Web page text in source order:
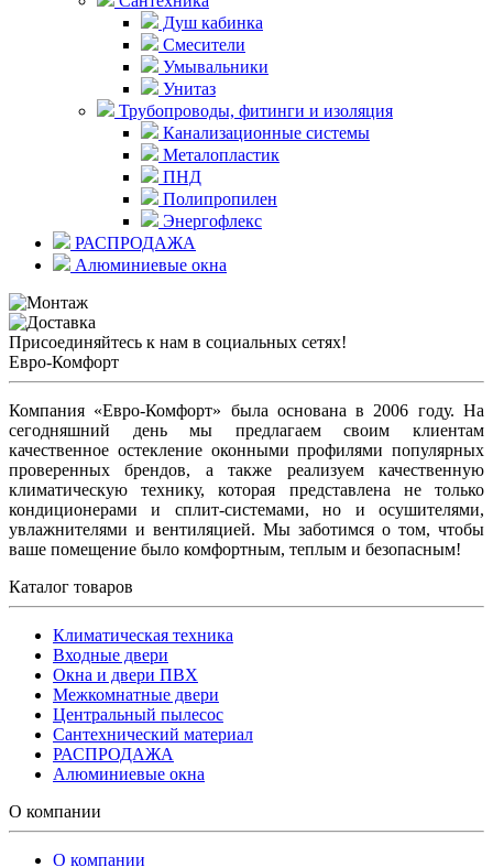
Душ кабинка
Смесители
Умывальники
Унитаз
Трубопроводы, фитинги и изоляция
Канализационные системы
Металопластик
ПНД
Полипропилен
Энергофлекс
РАСПРОДАЖА
Алюминиевые окна
Присоединяйтесь к нам в социальных сетях!
Евро-Комфорт
Компания «Евро-Комфорт» была основана в 2006 году. На
сегодняшний день мы предлагаем своим клиентам
качественное остекление оконными профилями популярных
проверенных брендов, а также реализуем качественную
климатическую технику, которая представлена не только
кондиционерами и сплит-системами, но и осушителями,
увлажнителями и вентиляцией. Мы заботимся о том, чтобы
ваше помещение было комфортным, теплым и безопасным!
Каталог товаров
Климатическая техника
Входные двери
Окна и двери ПВХ
Межкомнатные двери
Центральный пылесос
Сантехнический материал
РАСПРОДАЖА
Алюминиевые окна
О компании
О компании